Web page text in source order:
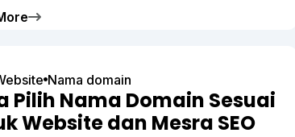
Nama domain
Pilih Nama Domain Sesuai
Website dan Mesra SEO